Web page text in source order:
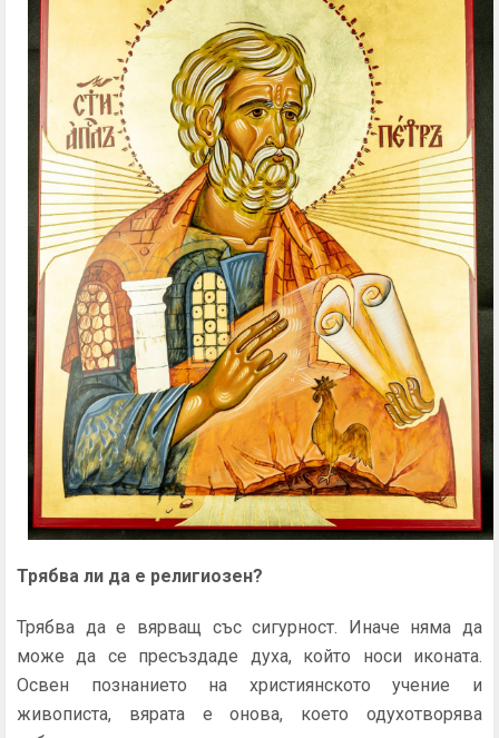
Трябва ли да е религиозен?
Трябва да е вярващ със сигурност. Иначе няма да
може да се пресъздаде духа, който носи иконата.
Освен познанието на християнското учение и
живописта, вярата е онова, което одухотворява